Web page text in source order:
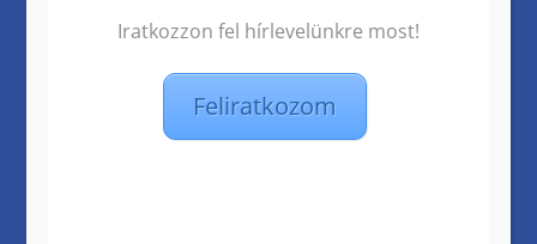
Sajtó megjelenések
Budapesti rendelő árak
Iratkozzon fel hírlevelünkre most!
Feliratkozom